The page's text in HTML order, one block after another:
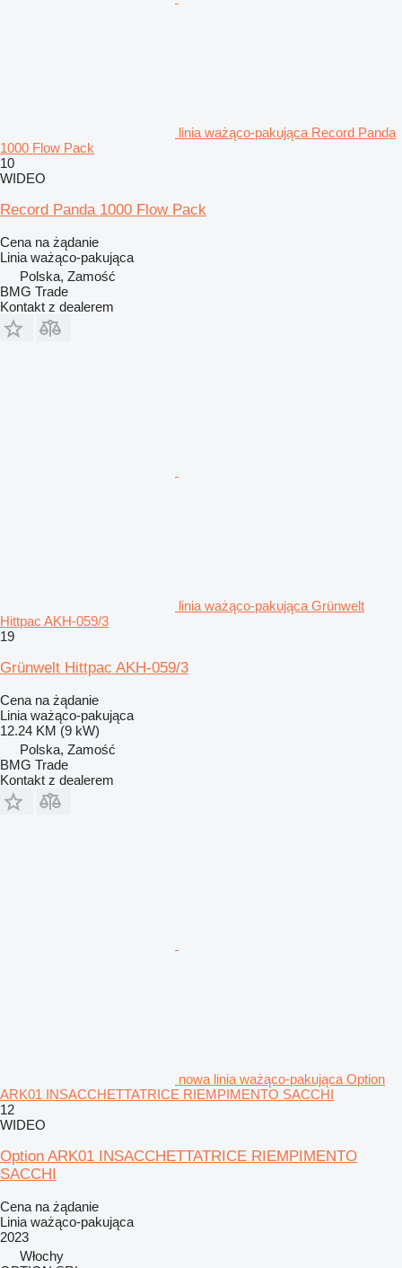
linia ważąco-pakująca Record Panda
1000 Flow Pack
10
WIDEO
Record Panda 1000 Flow Pack
Cena na żądanie
Linia ważąco-pakująca
Polska, Zamość
BMG Trade
Kontakt z dealerem
linia ważąco-pakująca Grünwelt
Hittpac AKH-059/3
19
Grünwelt Hittpac AKH-059/3
Cena na żądanie
Linia ważąco-pakująca
12.24 KM (9 kW)
Polska, Zamość
BMG Trade
Kontakt z dealerem
nowa linia ważąco-pakująca Option
ARK01 INSACCHETTATRICE RIEMPIMENTO SACCHI
12
WIDEO
Option ARK01 INSACCHETTATRICE RIEMPIMENTO
SACCHI
Cena na żądanie
Linia ważąco-pakująca
2023
Włochy